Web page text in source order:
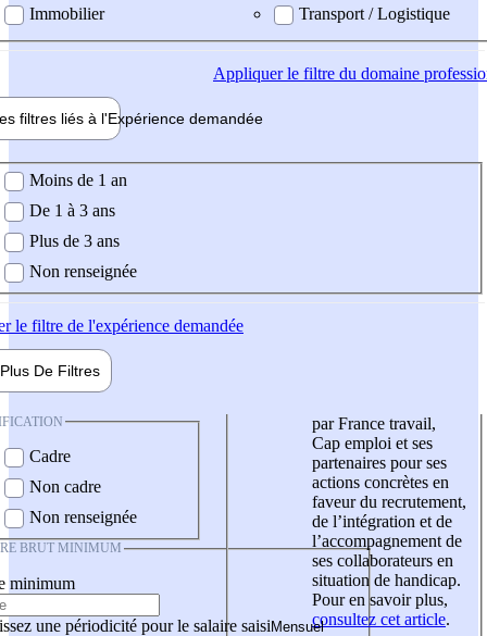
Immobilier
Transport / Logistique
Appliquerle filtre du domaine
filtres liés à l'Expérience demandée
demandée
Moins de 1 an
De 1 à 3 ans
Plus de 3 ans
Non renseignée
le filtre de l'expérience demandée
Plus De Filtres
Cadre
Non cadre
Non renseignée
BRUT MINIMUM
minimum
une périodicité pour le salaire saisi
par France travail,
Cap emploi et ses
partenaires pour ses
actions concrètes en
faveur du recrutement,
de l’intégration et de
l’accompagnement de
ses collaborateurs en
situation de handicap.
Pour en savoir plus,
consultez cet article.